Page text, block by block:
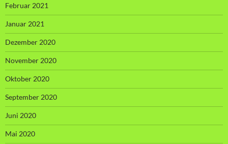
Februar 2021
Januar 2021
Dezember 2020
November 2020
Oktober 2020
September 2020
Juni 2020
Mai 2020